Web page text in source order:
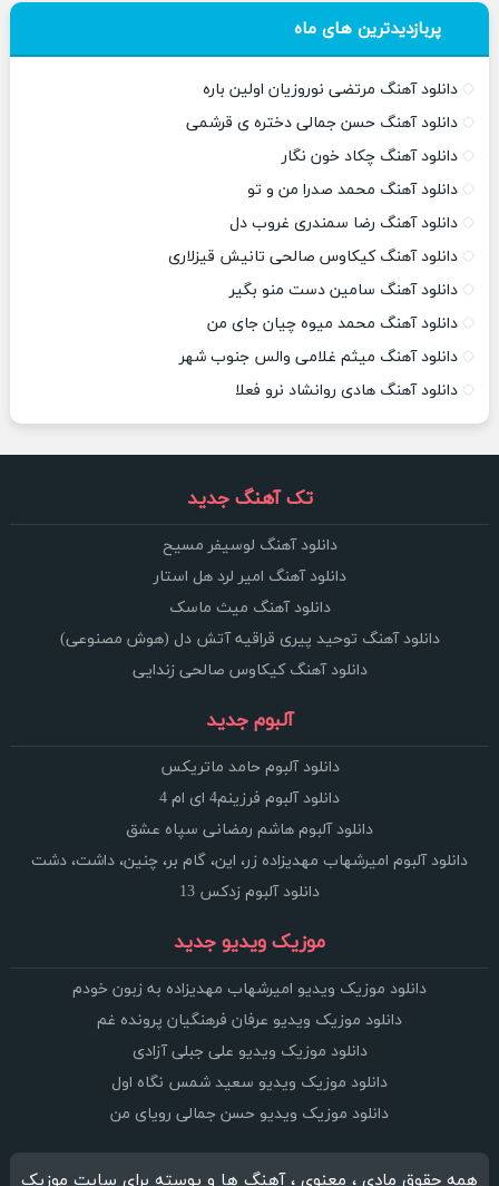
پربازدیدترین های ماه
دانلود آهنگ مرتضی نوروزیان اولین باره
دانلود آهنگ حسن جمالی دختره ی قرشمی
دانلود آهنگ چکاد خون نگار
دانلود آهنگ محمد صدرا من و تو
دانلود آهنگ رضا سمندری غروب دل
دانلود آهنگ کیکاوس صالحی تانیش قیزلاری
دانلود آهنگ سامین دست منو بگیر
دانلود آهنگ محمد میوه چیان جای من
دانلود آهنگ میثم غلامی والس جنوب شهر
دانلود آهنگ هادی روانشاد نرو فعلا
تک آهنگ جدید
دانلود آهنگ لوسیفر مسیح
دانلود آهنگ امیر لرد هل استار
دانلود آهنگ میث ماسک
دانلود آهنگ توحید پیری قراقیه آتش دل (هوش مصنوعی)
دانلود آهنگ کیکاوس صالحی زندایی
آلبوم جدید
دانلود آلبوم حامد ماتریکس
دانلود آلبوم فرزینم4 ای ام 4
دانلود آلبوم هاشم رمضانی سپاه عشق
دانلود آلبوم امیرشهاب مهدیزاده زر، این، گام بر، چنین، داشت، دشت
دانلود آلبوم زدکس 13
موزیک ویدیو جدید
دانلود موزیک ویدیو امیرشهاب مهدیزاده به زبون خودم
دانلود موزیک ویدیو عرفان فرهنگیان پرونده غم
دانلود موزیک ویدیو علی جبلی آزادی
دانلود موزیک ویدیو سعید شمس نگاه اول
دانلود موزیک ویدیو حسن جمالی رویای من
همه حقوق مادی ، معنوی ، آهنگ ها و پوسته برای سایت موزیک